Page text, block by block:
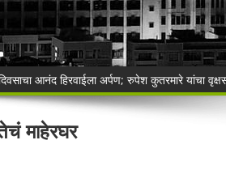
आनंद हिरवाईला अर्पण; रुपेश कुतरमारे यांचा
जुगार अड्ड्यावर पोलिसांचा छापा; पाच जुगाऱ्यांना
पोलिसांची धडाकेबाज कारवाई!Rajura
मंदिराची दानपेटी फोडून १० हजारांवर डल्ला!
माहेरघर